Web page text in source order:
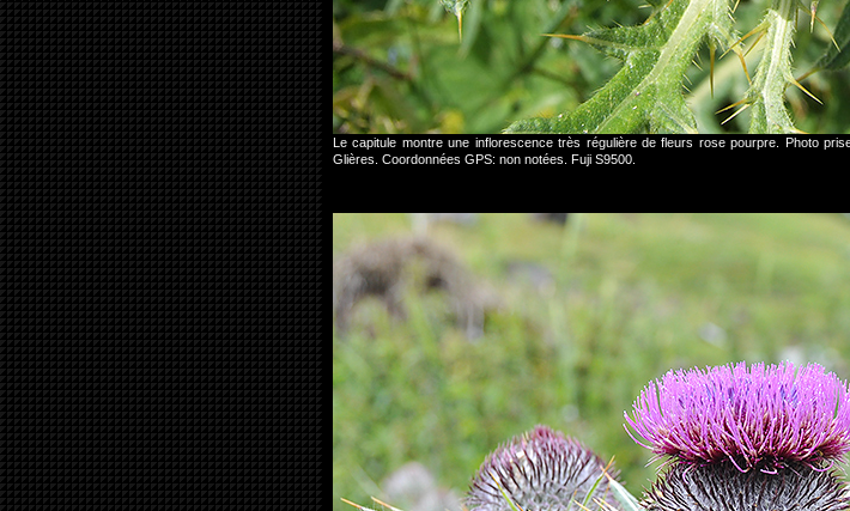
Le capitule montre une inflorescence très régulière de fleurs rose pourpre. Photo
Glières. Coordonnées GPS: non notées. Fuji S9500.